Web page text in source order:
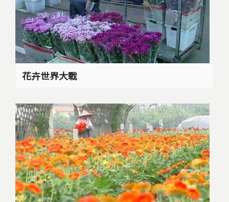
花卉世界大戰